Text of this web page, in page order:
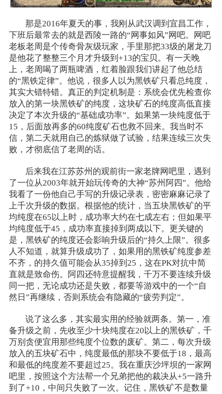
那是2016年夏天的事，我刚从武汉调到宜昌工作，
下班后最常去的就是西陵一路的“网事如风”网吧。网吧
老板老周是个传奇骨灰级玩家，手里那把33级的屠龙刀
是他花了整整三个月才升级到+13的宝贝。有一天晚
上，老周喝了两瓶啤酒，红着脸跟我们讲起了他总结
的“黑铁定律”。他说，很多人以为黑铁矿只看总纯度，
其实大错特错。真正的判定机制是：系统会优先检查你
放入的第一块黑铁矿的纯度，这块矿石的纯度高低直接
决定了本次升级的“基础成功率”。如果第一块纯度低于
15，后面放再多的60纯度矿石也救不回来。我当时不
信，第二天就用自己的炼狱做了试验，结果连续三次失
败，才彻底信了老周的话。
后来我在江苏苏州的观前街一家老牌网吧里，遇到
了一位从2003年就开始玩传奇的大神“苏州阿四”。他给
我看了一份他自己手写的升级记录表，密密麻麻记录了
上千次升级的数据。根据他的统计，当五块黑铁矿的平
均纯度在65以上时，成功率大约在七成左右；但如果平
均纯度低于45，成功率直接掉到两成以下。更关键的
是，黑铁矿的纯度还会影响升级后的“持久上限”。很多
人不知道，就算升级成功了，如果用的黑铁矿纯度参差
不齐，的持久值可能会从35掉到25，这在PK对抗中简
直就是致命伤。阿四还特意提醒我，千万不要连续升级
同一把，无论成功还是失败，都要等游戏中的一个“自
然日”再继续，否则系统会有隐藏的“疲劳判定”。
说了这么多，其实最实用的经验就两条。第一，准
备升级之前，先收至少十块纯度在20以上的黑铁矿，千
万别贪便宜用那些纯度个位数的废矿。第二，每次升级
放入的五块矿石中，纯度最低的那块不要低于18，最高
和最低的纯度差不要超过25。我在重庆沙坪坝的一家网
吧里，按照这个方法帮一个兄弟把他的裁决从+5一路升
到了+10，中间只失败了一次。记住，黑铁矿不是数量